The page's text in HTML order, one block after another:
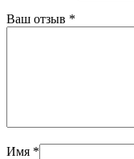
Ваш отзыв *
Имя *